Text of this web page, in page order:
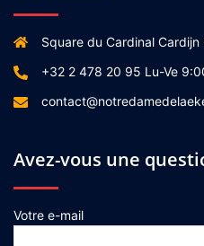
Square du Cardinal
+32 2 478 20 95 Lu-Ve
Avez-vous une
Votre e-mail